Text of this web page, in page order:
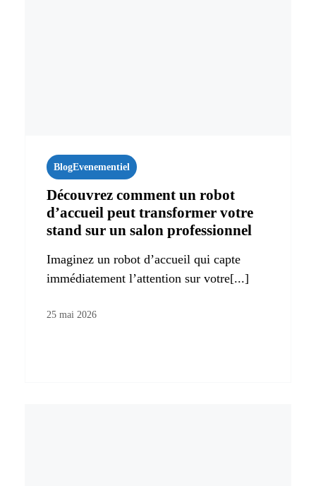
BlogEvenementiel
Découvrez comment un robot
d’accueil peut transformer votre
stand sur un salon professionnel
Imaginez un robot d’accueil qui capte
immédiatement l’attention sur votre[...]
25 mai 2026